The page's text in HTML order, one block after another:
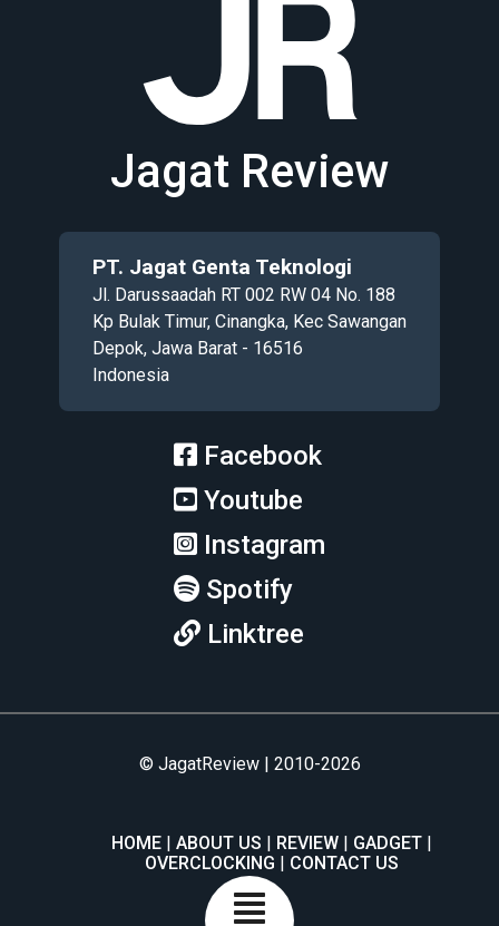
Jagat Review
PT. Jagat Genta Teknologi
Jl. Darussaadah RT 002 RW 04 No. 188
Kp Bulak Timur, Cinangka, Kec Sawangan
Depok, Jawa Barat - 16516
Indonesia
Facebook
Youtube
Instagram
Spotify
Linktree
© JagatReview | 2010-2026
HOME ABOUT US REVIEW
GADGET
OVERCLOCKING
CONTACT US